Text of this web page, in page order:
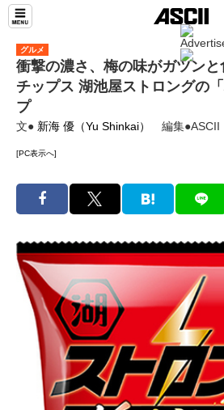
グルメ
衝撃の濃さ、梅の味がガツンと
チップス 湖池屋ストロングの
プ
文● 新海 優（Yu Shinkai） 編集●ASCII
[PC表示へ]